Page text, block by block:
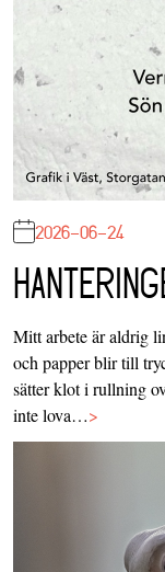
2026-06-24
Mitt arbete är aldrig
och papper blir till
sätter klot i rullning
inte lova…>